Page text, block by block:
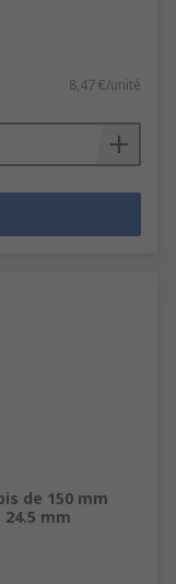
8,47 €/unité
de 150 mm
mm